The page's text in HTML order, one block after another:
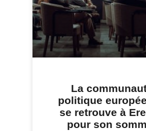
La
politique
se retrouve à
pour son